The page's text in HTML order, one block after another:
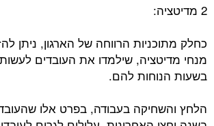
2 מדיטציה:
כחלק מתוכניות הרווחה של הארגון, ניתן
מנחי מדיטציה, שילמדו את העובדים
בשעות הנוחות להם.
הלחץ והשחיקה בעבודה, בפרט אלו